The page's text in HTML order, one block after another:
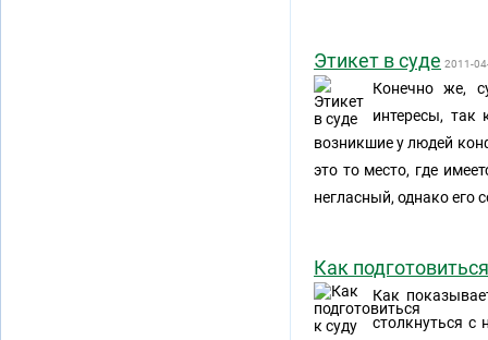
Этикет в суде 2011-
Конечно же,
интересы, так
возникшие у людей
это то место, где
негласный, однако его
Как
Как
столкнуться